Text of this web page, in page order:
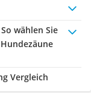
So wählen Sie
Vergleich